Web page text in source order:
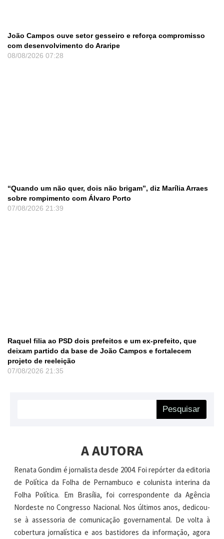
João Campos ouve setor gesseiro e reforça compromisso
com desenvolvimento do Araripe
08/08/2026 07:28
“Quando um não quer, dois não brigam”, diz Marília Arraes
sobre rompimento com Álvaro Porto
07/08/2026 21:39
Raquel filia ao PSD dois prefeitos e um ex-prefeito, que
deixam partido da base de João Campos e fortalecem
projeto de reeleição
07/08/2026 21:35
Pesquisar
A AUTORA
Renata Gondim é jornalista desde 2004. Foi repórter da editoria
de Política da Folha de Pernambuco e colunista interina da
Folha Política. Em Brasília, foi correspondente da Agência
Nordeste no Congresso Nacional. Nos últimos anos, dedicou-
se à assessoria de comunicação governamental. De volta à
cobertura jornalística e aos bastidores da informação, agora